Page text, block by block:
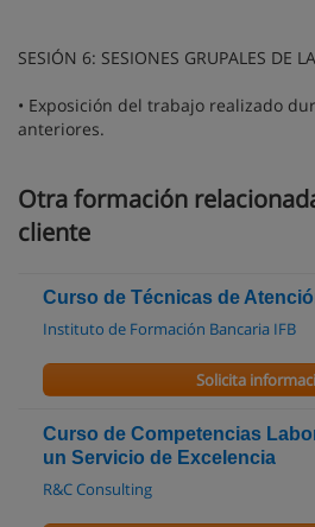
SESIÓN 6: SESIONES GRUPALES DE
• Exposición del trabajo realizado
anteriores.
Otra formación
cliente
Curso de Técnicas de
Instituto de Formación Bancaria IFB
Solicita
Curso de Competencias
un Servicio de Excelencia
R&C Consulting